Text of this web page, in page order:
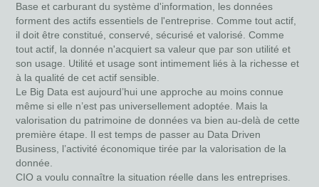
Base et carburant du système d'information, les données
forment des actifs essentiels de l'entreprise. Comme tout actif,
il doit être constitué, conservé, sécurisé et valorisé. Comme
tout actif, la donnée n'acquiert sa valeur que par son utilité et
son usage. Utilité et usage sont intimement liés à la richesse et
à la qualité de cet actif sensible.
Le Big Data est aujourd’hui une approche au moins connue
même si elle n’est pas universellement adoptée. Mais la
valorisation du patrimoine de données va bien au-delà de cette
première étape. Il est temps de passer au Data Driven
Business, l’activité économique tirée par la valorisation de la
donnée.
CIO a voulu connaître la situation réelle dans les entreprises.